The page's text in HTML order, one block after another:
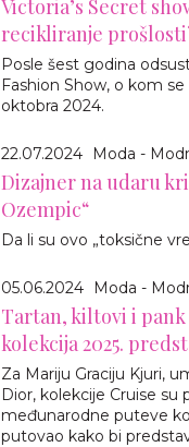
Victoria’s Secret
recikliranje
Posle šest godina
Fashion Show, o kom
oktobra 2024.
22.07.2024 Moda -
Dizajner na udaru
Ozempic“
Da li su ovo „toksične
05.06.2024 Moda -
Tartan, kiltovi i
kolekcija 2025.
Za Mariju Graciju Kjuri,
Dior, kolekcije Cruise su
međunarodne puteve
putovao kako bi